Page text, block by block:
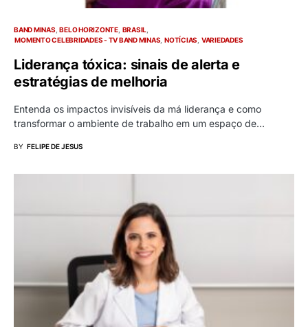
BAND MINAS BELO HORIZONTE BRASIL
MOMENTO CELEBRIDADES - TV BAND MINAS NOTÍCIAS VARIEDADES
Liderança tóxica: sinais de alerta e
estratégias de melhoria
Entenda os impactos invisíveis da má liderança e como
transformar o ambiente de trabalho em um espaço de…
BY FELIPE DE JESUS